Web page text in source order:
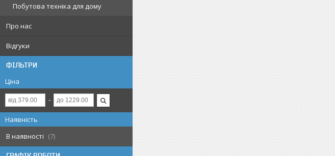
Побутова техніка для дому
Про нас
Відгуки
ФІЛЬТРИ
Ціна
Наявність
В наявності
7